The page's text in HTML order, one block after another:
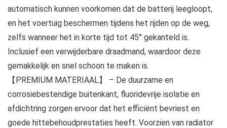
automatisch kunnen voorkomen dat de batterij leegloopt,
en het voertuig beschermen tijdens het rijden op de weg,
zelfs wanneer het in korte tijd tot 45° gekanteld is.
Inclusief een verwijderbare draadmand, waardoor deze
gemakkelijk en snel schoon te maken is.
【PREMIUM MATERIAAL】 – De duurzame en
corrosiebestendige buitenkant, fluoridevrije isolatie en
afdichtring zorgen ervoor dat het efficiënt bevriest en
goede hittebehoudprestaties heeft. Voorzien van radiator